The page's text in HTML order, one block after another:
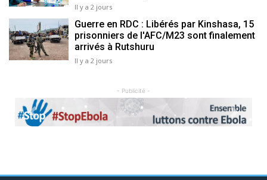
Il y a 2 jours
Guerre en RDC : Libérés par Kinshasa, 15
prisonniers de l'AFC/M23 sont finalement
arrivés à Rutshuru
Il y a 2 jours
- Publicité -
Previous Next